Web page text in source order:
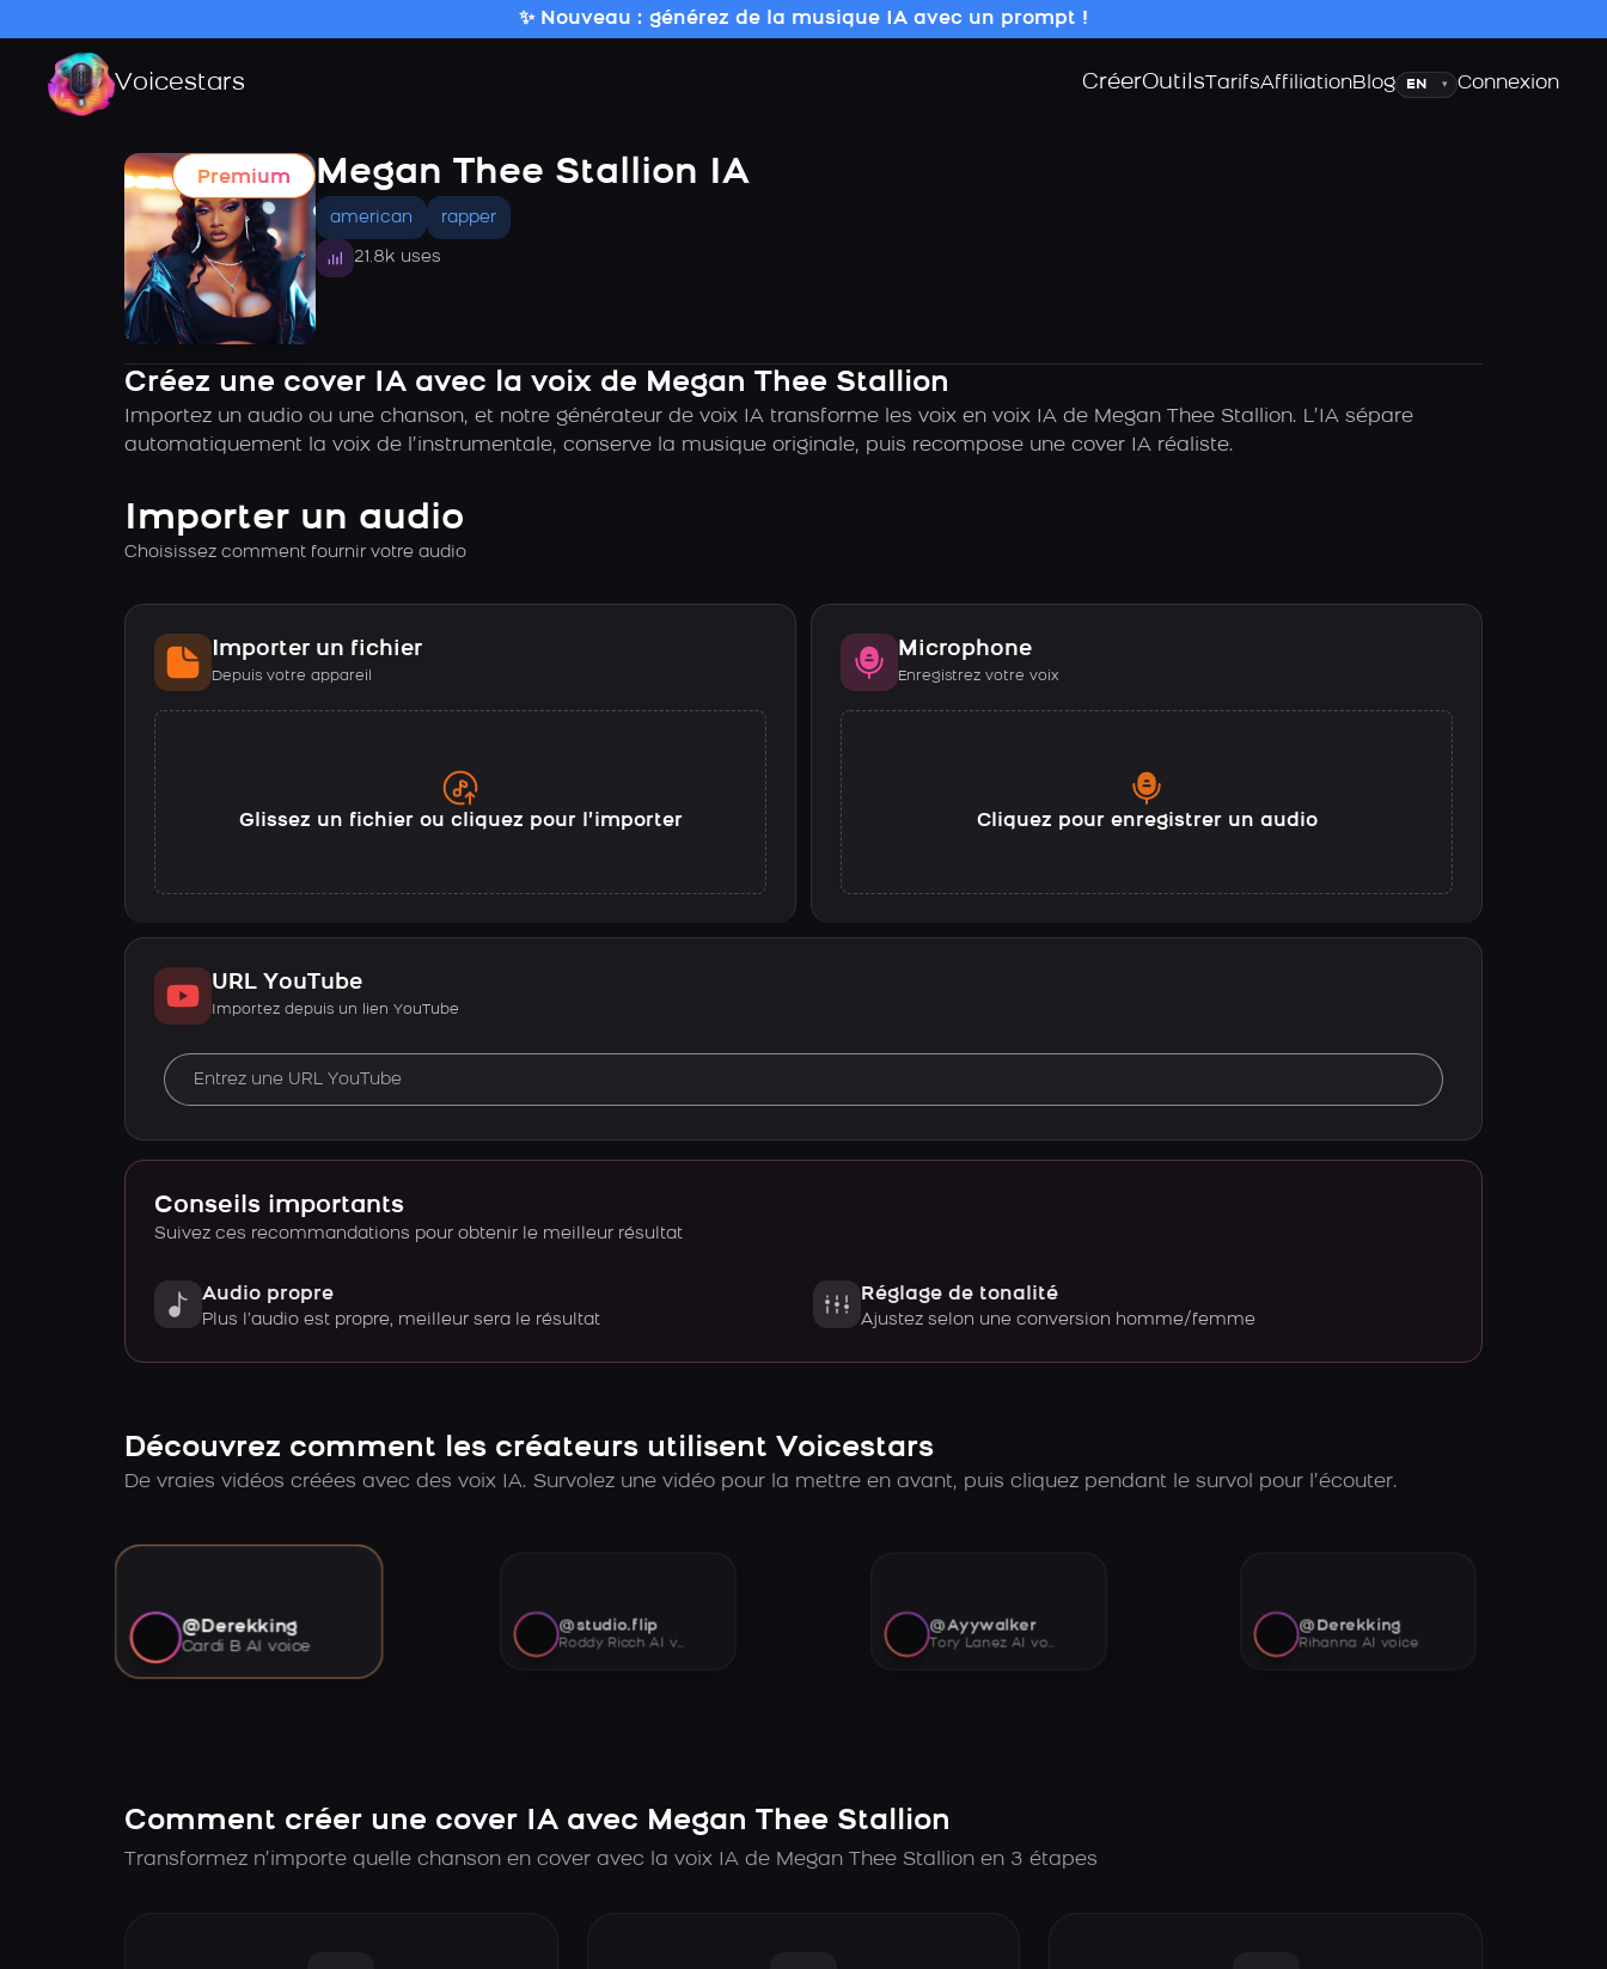
✨ Nouveau : générez de la musique IA avec un prompt !
Voicestars CréerOutils TarifsAffiliationBlogLangue
▾ Connexion
Premium Megan Thee Stallion IA
american rapper
21.8k uses
Créez une cover IA avec la voix de Megan Thee Stallion
Importez un audio ou une chanson, et notre générateur de voix IA transforme les voix en voix IA de Megan Thee Stallion. L’IA sépare
automatiquement la voix de l’instrumentale, conserve la musique originale, puis recompose une cover IA réaliste.
Importer un audio
Choisissez comment fournir votre audio
Importer un fichier
Depuis votre appareil
Glissez un fichier ou cliquez pour l’importer
Microphone
Enregistrez votre voix
Cliquez pour enregistrer un audio
URL YouTube
Importez depuis un lien YouTube
Conseils importants
Suivez ces recommandations pour obtenir le meilleur résultat
Audio propre
Plus l’audio est propre, meilleur sera le résultat
Réglage de tonalité
Ajustez selon une conversion homme/femme
Découvrez comment les créateurs utilisent Voicestars
De vraies vidéos créées avec des voix IA. Survolez une vidéo pour la mettre en avant, puis cliquez pendant le survol pour l’écouter.
@Derekking
Cardi B AI voice
@studio.flip
Roddy Ricch AI voice
@Ayywalker
Tory Lanez AI voice
@Derekking
Rihanna AI voice
Comment créer une cover IA avec Megan Thee Stallion
Transformez n’importe quelle chanson en cover avec la voix IA de Megan Thee Stallion en 3 étapes